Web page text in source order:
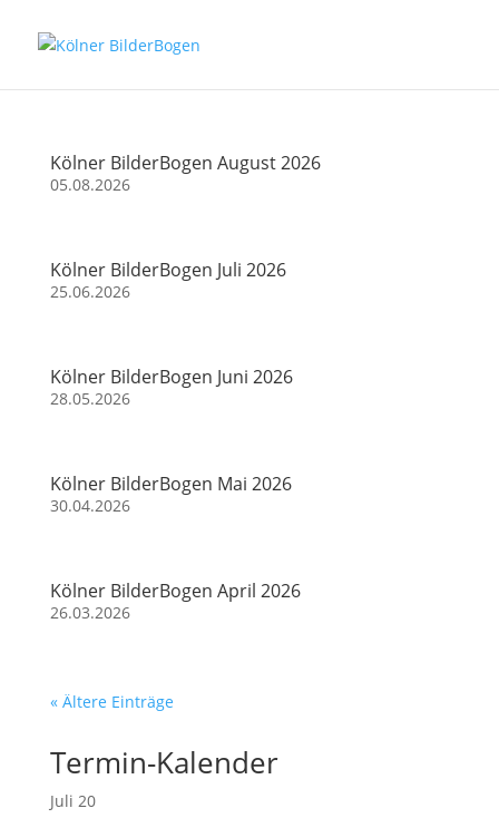
Kölner BilderBogen August 2026
05.08.2026
Kölner BilderBogen Juli 2026
25.06.2026
Kölner BilderBogen Juni 2026
28.05.2026
Kölner BilderBogen Mai 2026
30.04.2026
Kölner BilderBogen April 2026
26.03.2026
« Ältere Einträge
Termin-Kalender
Juli 20